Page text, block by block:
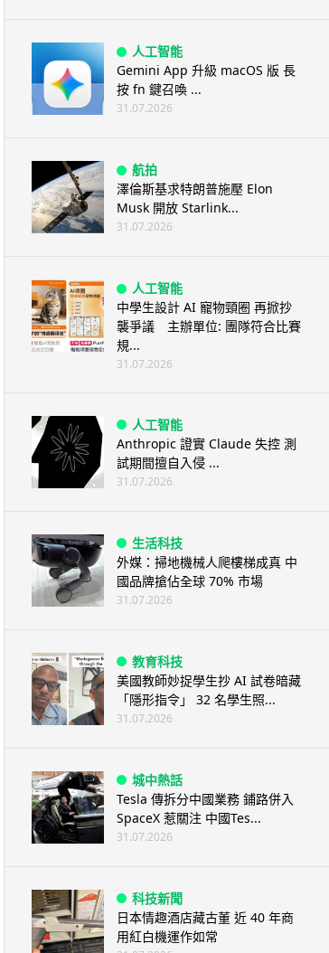
人工智能
Gemini App 升級 macOS 版 長
按 fn 鍵召喚 ...
31.07.2026
航拍
澤倫斯基求特朗普施壓 Elon
Musk 開放 Starlink...
31.07.2026
人工智能
中學生設計 AI 寵物頸圈 再掀抄
襲爭議 主辦單位: 團隊符合比賽
規...
31.07.2026
人工智能
Anthropic 證實 Claude 失控 測
試期間擅自入侵 ...
31.07.2026
生活科技
外媒：掃地機械人爬樓梯成真 中
國品牌搶佔全球 70% 市場
31.07.2026
教育科技
美國教師妙捉學生抄 AI 試卷暗藏
「隱形指令」 32 名學生照...
31.07.2026
城中熱話
Tesla 傳拆分中國業務 鋪路併入
SpaceX 惹關注 中國Tes...
31.07.2026
科技新聞
日本情趣酒店藏古董 近 40 年商
用紅白機運作如常